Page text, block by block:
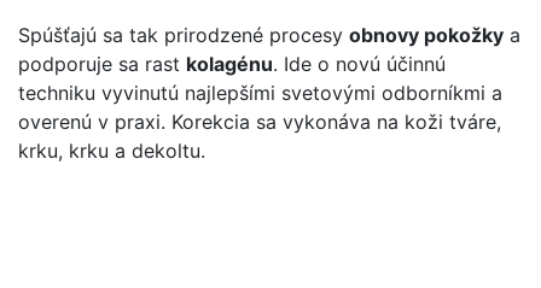
Spúšťajú sa tak prirodzené procesy obnovy pokožky a
podporuje sa rast kolagénu. Ide o novú účinnú
techniku vyvinutú najlepšími svetovými odborníkmi a
overenú v praxi. Korekcia sa vykonáva na koži tváre,
krku, krku a dekoltu.